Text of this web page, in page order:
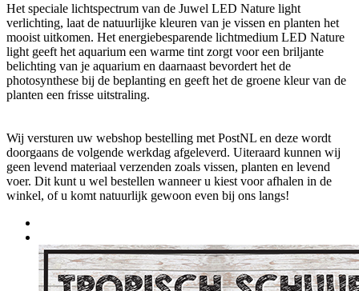
Het speciale lichtspectrum van de Juwel LED Nature light
verlichting, laat de natuurlijke kleuren van je vissen en planten het
mooist uitkomen. Het energiebesparende lichtmedium LED Nature
light geeft het aquarium een warme tint zorgt voor een briljante
belichting van je aquarium en daarnaast bevordert het de
photosynthese bij de beplanting en geeft het de groene kleur van de
planten een frisse uitstraling.
Wij versturen uw webshop bestelling met PostNL en deze wordt
doorgaans de volgende werkdag afgeleverd. Uiteraard kunnen wij
geen levend materiaal verzenden zoals vissen, planten en levend
voer. Dit kunt u wel bestellen wanneer u kiest voor afhalen in de
winkel, of u komt natuurlijk gewoon even bij ons langs!